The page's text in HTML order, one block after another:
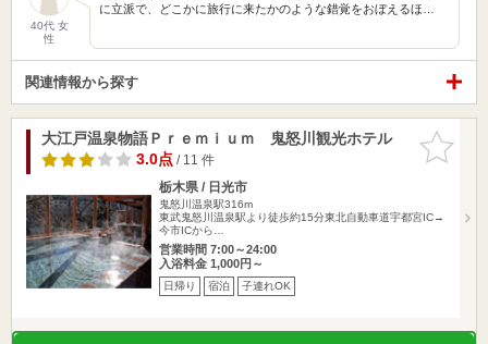
40代 女
性
に立派で、どこかに旅行に来たかのような錯覚をおぼえるほ…
関連情報から探す
お気に入
りに追加
大江戸温泉物語Ｐｒｅｍｉｕｍ 鬼怒川観光ホテル
3.0点/ 11 件
栃木県 / 日光市
鬼怒川温泉駅316m
東武鬼怒川温泉駅より徒歩約15分東北自動車道宇都宮IC→
今市ICから…
営業時間 7:00～24:00
入浴料金 1,000円～
日帰り 宿泊 子連れOK